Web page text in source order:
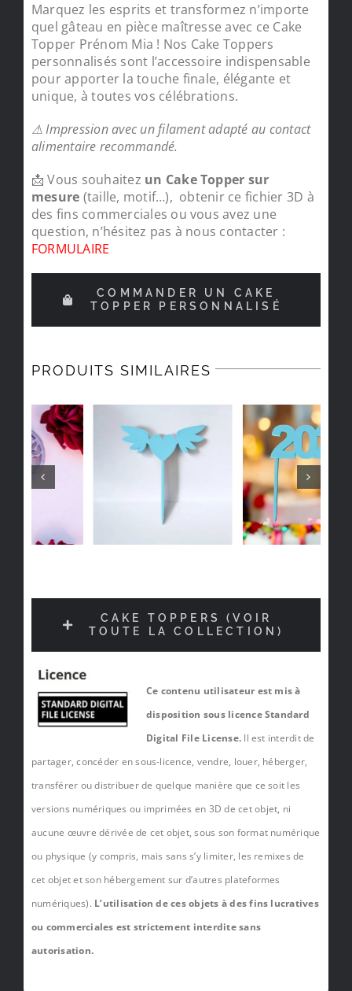
Marquez les esprits et transformez n’importe
quel gâteau en pièce maîtresse avec ce Cake
Topper Prénom Mia ! Nos Cake Toppers
personnalisés sont l’accessoire indispensable
pour apporter la touche finale, élégante et
unique, à toutes vos célébrations.
⚠ Impression avec un filament adapté au contact
alimentaire recommandé.
📩 Vous souhaitez un Cake Topper sur
mesure (taille, motif…), obtenir ce fichier 3D à
des fins commerciales ou vous avez une
question, n’hésitez pas à nous contacter :
FORMULAIRE
COMMANDER UN CAKE
TOPPER PERSONNALISÉ
PRODUITS SIMILAIRES
CAKE TOPPERS (VOIR
TOUTE LA COLLECTION)
Ce contenu utilisateur est mis à
disposition sous licence Standard
Digital File License. Il est interdit de
partager, concéder en sous-licence, vendre, louer, héberger,
transférer ou distribuer de quelque manière que ce soit les
versions numériques ou imprimées en 3D de cet objet, ni
aucune œuvre dérivée de cet objet, sous son format numérique
ou physique (y compris, mais sans s’y limiter, les remixes de
cet objet et son hébergement sur d’autres plateformes
numériques). L’utilisation de ces objets à des fins lucratives
ou commerciales est strictement interdite sans
autorisation.